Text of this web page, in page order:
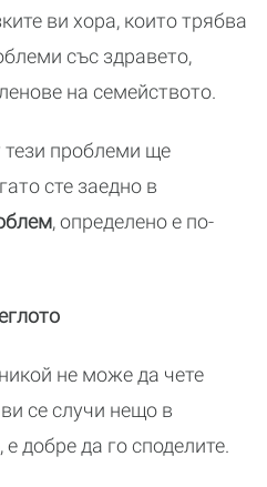
ви хора, които трябва
със здравето,
на семейството.
тези проблеми ще
сте заедно в
, определено е по-
не може да чете
се случи нещо в
добре да го споделите.